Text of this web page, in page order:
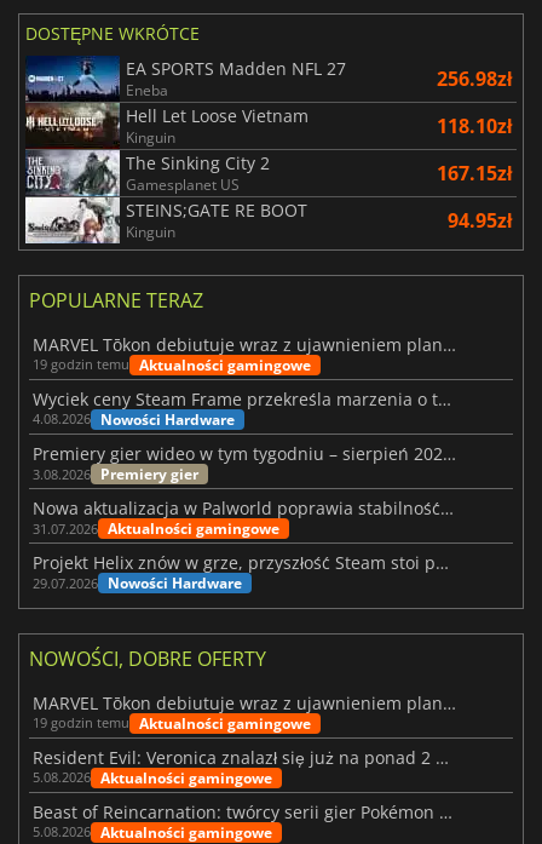
DOSTĘPNE WKRÓTCE
EA SPORTS Madden NFL 27
Eneba 256.98zł
Hell Let Loose Vietnam
Kinguin 118.10zł
The Sinking City 2
Gamesplanet US 167.15zł
STEINS;GATE RE BOOT
Kinguin 94.95zł
POPULARNE TERAZ
MARVEL Tōkon debiutuje wraz z ujawnieniem planu rozwoju na pierwszy rok
19 godzin temu Aktualności gamingowe
Wyciek ceny Steam Frame przekreśla marzenia o tanim zestawie VR
4.08.2026 Nowości Hardware
Premiery gier wideo w tym tygodniu – sierpień 2026 r. (32. tydzień)
3.08.2026 Premiery gier
Nowa aktualizacja w Palworld poprawia stabilność Sunreach i walk z bossami
31.07.2026 Aktualności gamingowe
Projekt Helix znów w grze, przyszłość Steam stoi pod znakiem zapytania
29.07.2026 Nowości Hardware
NOWOŚCI, DOBRE OFERTY
MARVEL Tōkon debiutuje wraz z ujawnieniem planu rozwoju na pierwszy rok
19 godzin temu Aktualności gamingowe
Resident Evil: Veronica znalazł się już na ponad 2 milionach list życzeń
5.08.2026 Aktualności gamingowe
Beast of Reincarnation: twórcy serii gier Pokémon wkraczają na nową ścieżkę
5.08.2026 Aktualności gamingowe